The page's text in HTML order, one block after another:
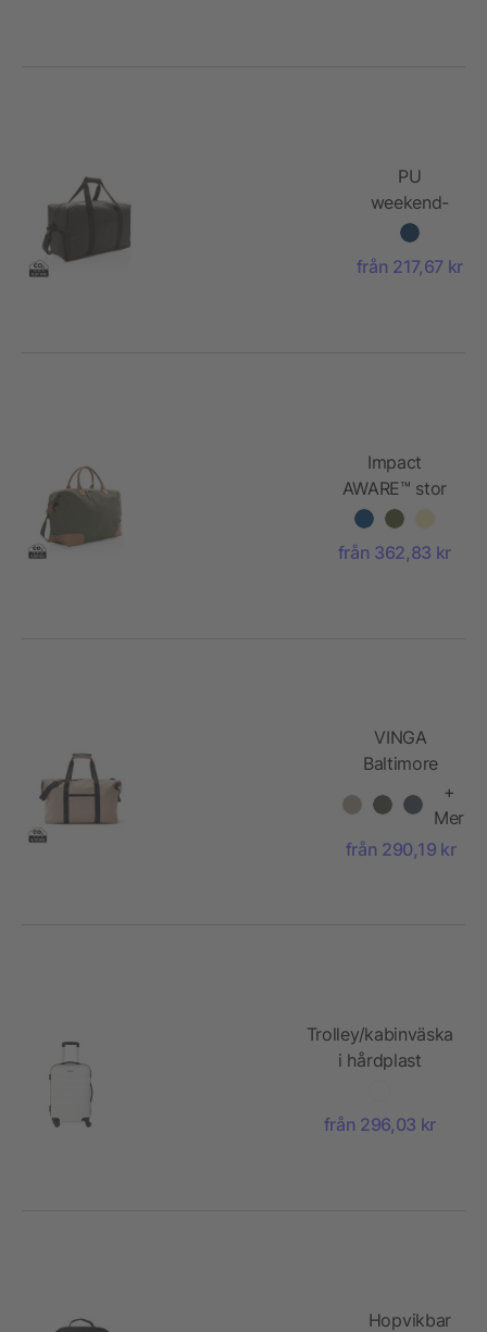
PU
weekend-
duffel
från 217,67 kr
Impact
AWARE™ stor
weekendväska
återvunnen
från 362,83 kr
VINGA
Baltimore
weekendbag
+
Mer
från 290,19 kr
Trolley/kabinväska
i hårdplast
från 296,03 kr
Hopvikbar